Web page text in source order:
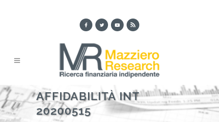
AFFIDABILITÀ INT
20200515